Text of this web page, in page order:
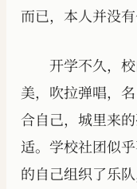
而已，本人并没有
开学不久，
美，吹拉弹唱，
合自己，城里来
适。学校社团似
的自己组织了乐